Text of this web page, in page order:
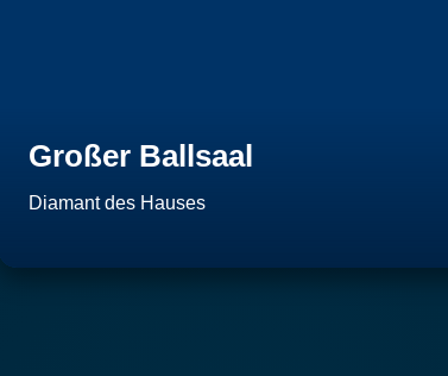
Großer Ballsaal
Diamant des Hauses